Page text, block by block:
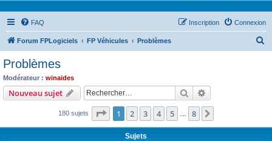
FAQ Connexion
Inscription
Forum FPLogiciels FP Véhicules Problèmes
c
Problèmes
Modérateur : winaides
Nouveau sujet Rechercher
180 sujets Page 1sur8
1 2 3 4 5 8
Sujets